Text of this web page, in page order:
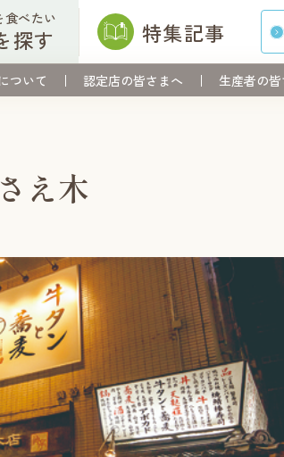
食べたい
探す 特集記事
ついて 認定店の皆さまへ 生産者の
え木